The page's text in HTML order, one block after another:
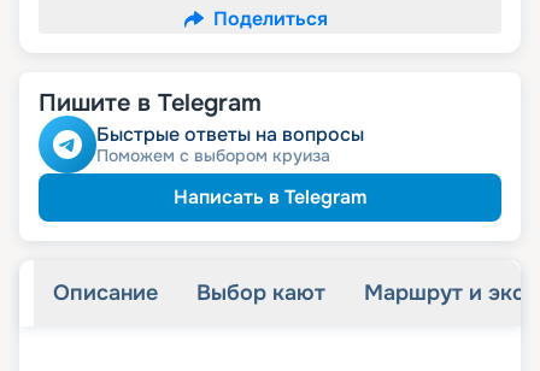
Поделиться
Пишите в Telegram
Быстрые ответы на вопросы
Поможем с выбором круиза
Написать в Telegram
Описание Выбор кают Маршрут и